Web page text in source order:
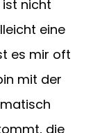
nicht
eine
es mir oft
mit der
die